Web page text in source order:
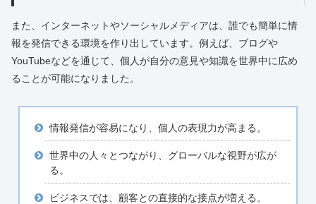
また、インターネットやソーシャルメディアは、誰でも簡単に情
報を発信できる環境を作り出しています。例えば、ブログや
YouTubeなどを通じて、個人が自分の意見や知識を世界中に広め
ることが可能になりました。
情報発信が容易になり、個人の表現力が高まる。
世界中の人々とつながり、グローバルな視野が広が
る。
ビジネスでは、顧客との直接的な接点が増える。